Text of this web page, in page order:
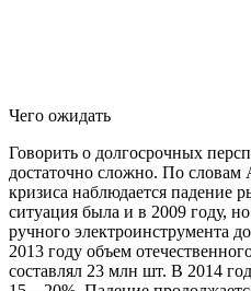
Чего ожидать
Говорить о долгосрочных
достаточно сложно. По словам
кризиса наблюдается падение
ситуация была и в 2009 году,
ручного электроинструмента
2013 году объем
составлял 23 млн шт. В 2014